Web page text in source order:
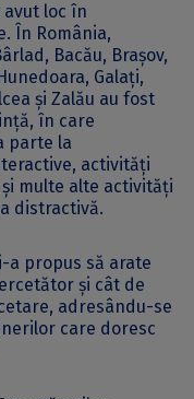
loc în
În România,
Bacău, Brașov,
Galați,
și Zalău au fost
în care
parte la
activități
multe alte activități
distractivă.
a propus să arate
și cât de
adresându-se
care doresc